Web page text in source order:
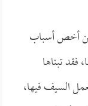
أخص أسباب
فقد تبناها
السيف فيها،